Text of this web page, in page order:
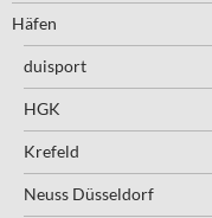
Häfen
duisport
HGK
Krefeld
Neuss Düsseldorf